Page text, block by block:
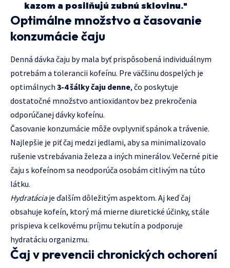
kazom a posilňujú zubnú sklovinu."
Optimálne množstvo a časovanie
konzumácie čaju
Denná dávka čaju by mala byť prispôsobená individuálnym
potrebám a tolerancii kofeínu. Pre väčšinu dospelých je
optimálnych 3-4 šálky čaju denne, čo poskytuje
dostatočné množstvo antioxidantov bez prekročenia
odporúčanej dávky kofeínu.
Časovanie konzumácie môže ovplyvniť spánok a trávenie.
Najlepšie je piť čaj medzi jedlami, aby sa minimalizovalo
rušenie vstrebávania železa a iných minerálov. Večerné pitie
čaju s kofeínom sa neodporúča osobám citlivým na túto
látku.
Hydratáciaje ďalším dôležitým aspektom. Aj keď čaj
obsahuje kofeín, ktorý má mierne diuretické účinky, stále
prispieva k celkovému príjmu tekutín a podporuje
hydratáciu organizmu.
Čaj v prevencii chronických ochorení